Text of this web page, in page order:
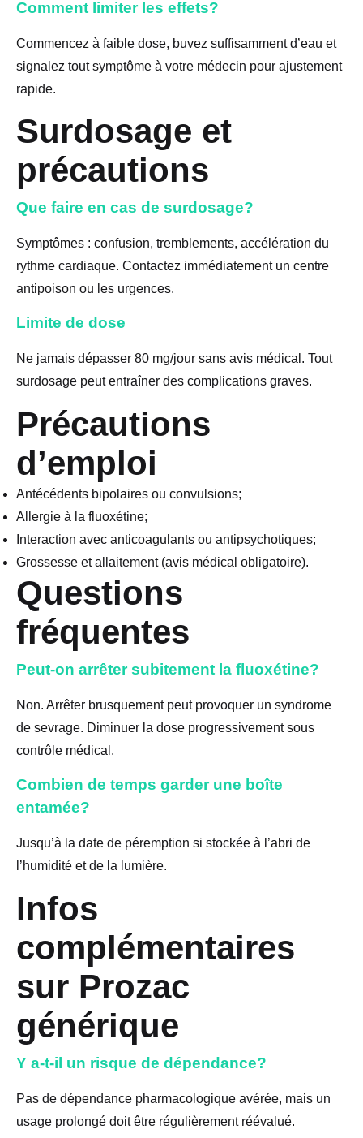
Comment limiter les effets?
Commencez à faible dose, buvez suffisamment d’eau et
signalez tout symptôme à votre médecin pour ajustement
rapide.
Surdosage et
précautions
Que faire en cas de surdosage?
Symptômes : confusion, tremblements, accélération du
rythme cardiaque. Contactez immédiatement un centre
antipoison ou les urgences.
Limite de dose
Ne jamais dépasser 80 mg/jour sans avis médical. Tout
surdosage peut entraîner des complications graves.
Précautions
d’emploi
Antécédents bipolaires ou convulsions;
Allergie à la fluoxétine;
Interaction avec anticoagulants ou antipsychotiques;
Grossesse et allaitement (avis médical obligatoire).
Questions
fréquentes
Peut-on arrêter subitement la fluoxétine?
Non. Arrêter brusquement peut provoquer un syndrome
de sevrage. Diminuer la dose progressivement sous
contrôle médical.
Combien de temps garder une boîte
entamée?
Jusqu’à la date de péremption si stockée à l’abri de
l’humidité et de la lumière.
Infos
complémentaires
sur Prozac
générique
Y a-t-il un risque de dépendance?
Pas de dépendance pharmacologique avérée, mais un
usage prolongé doit être régulièrement réévalué.